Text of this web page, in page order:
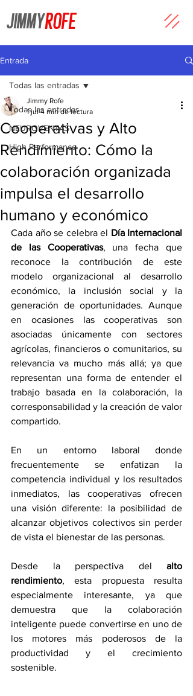
JIMMYROFE
Entrada
Todas las entradas
NEUROVENTAS
High Performance
Todas las entradas
Cooperativas y Alto
Rendimiento: Cómo la
colaboración organizada
impulsa el desarrollo
humano y económico
Jimmy Rofe
1 jul 4 min de lectura
Cada año se celebra el Día Internacional
de las Cooperativas, una fecha que
reconoce la contribución de este
modelo organizacional al desarrollo
económico, la inclusión social y la
generación de oportunidades. Aunque
en ocasiones las cooperativas son
asociadas únicamente con sectores
agrícolas, financieros o comunitarios, su
relevancia va mucho más allá; ya que
representan una forma de entender el
trabajo basada en la colaboración, la
corresponsabilidad y la creación de valor
compartido.
En un entorno laboral donde
frecuentemente se enfatizan la
competencia individual y los resultados
inmediatos, las cooperativas ofrecen
una visión diferente: la posibilidad de
alcanzar objetivos colectivos sin perder
de vista el bienestar de las personas.
Desde la perspectiva del alto
rendimiento, esta propuesta resulta
especialmente interesante, ya que
demuestra que la colaboración
inteligente puede convertirse en uno de
los motores más poderosos de la
productividad y el crecimiento
sostenible.